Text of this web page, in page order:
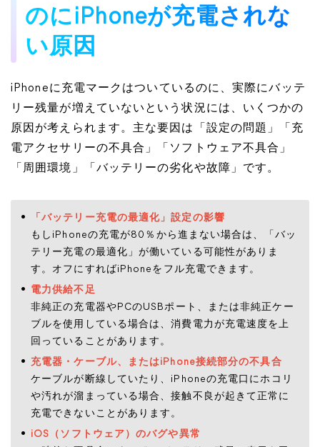
のにiPhoneが充電されな
い原因
iPhoneに充電マークはついているのに、実際にバッテ
リー残量が増えていないという状況には、いくつかの
原因が考えられます。主な要因は「設定の問題」「充
電アクセサリーの不具合」「ソフトウェア不具合」
「周囲環境」「バッテリーの劣化や故障」です。
「バッテリー充電の最適化」設定の影響
もしiPhoneの充電が80％から進まない場合は、「バッ
テリー充電の最適化」が働いている可能性がありま
す。オフにすればiPhoneをフル充電できます。
電力供給不足
非純正の充電器やPCのUSBポート、または非純正ケー
ブルを使用している場合は、消費電力が充電速度を上
回っていることがあります。
充電器・ケーブル、またはiPhone接続部分の不具合
ケーブルが断線していたり、iPhoneの充電口にホコリ
や汚れが溜まっている場合、接触不良が起きて正常に
充電できないことがあります。
iOS（ソフトウェア）のバグや異常